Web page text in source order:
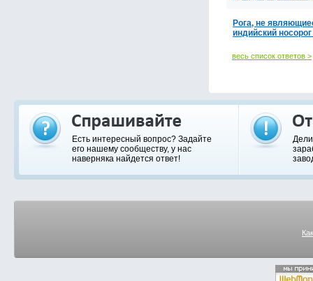
Рога, не
индийский
весь список ответов >
Есть интересный вопрос? Задайте
его нашему сообществу, у нас
наверняка найдется ответ!